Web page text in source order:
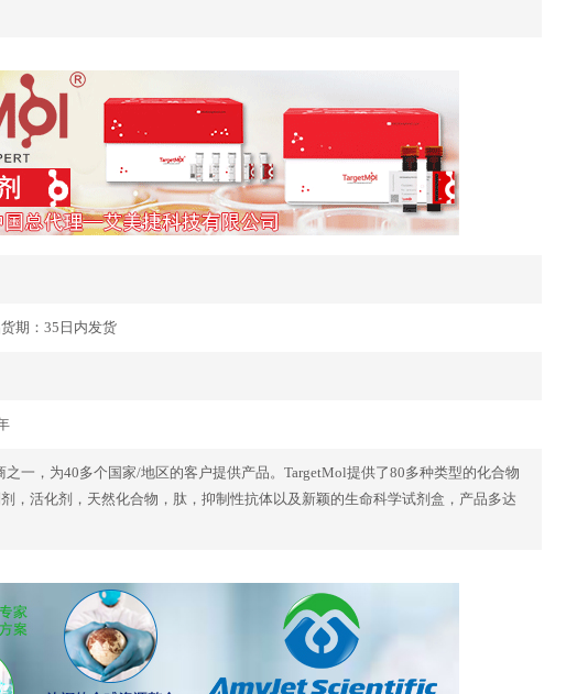
期：35日内发货
一，为40多个国家/地区的客户提供产品。TargetMol提供了80多种类型的化合物
，活化剂，天然化合物，肽，抑制性抗体以及新颖的生命科学试剂盒，产品多达